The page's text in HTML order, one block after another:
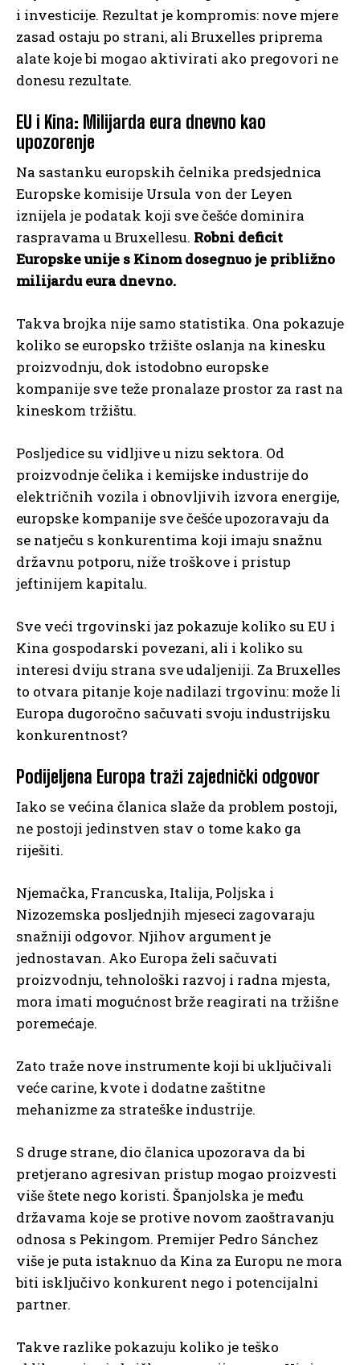
i investicije. Rezultat je kompromis: nove mjere
zasad ostaju po strani, ali Bruxelles priprema
alate koje bi mogao aktivirati ako pregovori ne
donesu rezultate.
EU i Kina: Milijarda eura dnevno kao
upozorenje
Na sastanku europskih čelnika predsjednica
Europske komisije Ursula von der Leyen
iznijela je podatak koji sve češće dominira
raspravama u Bruxellesu. Robni deficit
Europske unije s Kinom dosegnuo je približno
milijardu eura dnevno.
Takva brojka nije samo statistika. Ona pokazuje
koliko se europsko tržište oslanja na kinesku
proizvodnju, dok istodobno europske
kompanije sve teže pronalaze prostor za rast na
kineskom tržištu.
Posljedice su vidljive u nizu sektora. Od
proizvodnje čelika i kemijske industrije do
električnih vozila i obnovljivih izvora energije,
europske kompanije sve češće upozoravaju da
se natječu s konkurentima koji imaju snažnu
državnu potporu, niže troškove i pristup
jeftinijem kapitalu.
Sve veći trgovinski jaz pokazuje koliko su EU i
Kina gospodarski povezani, ali i koliko su
interesi dviju strana sve udaljeniji. Za Bruxelles
to otvara pitanje koje nadilazi trgovinu: može li
Europa dugoročno sačuvati svoju industrijsku
konkurentnost?
Podijeljena Europa traži zajednički odgovor
Iako se većina članica slaže da problem postoji,
ne postoji jedinstven stav o tome kako ga
riješiti.
Njemačka, Francuska, Italija, Poljska i
Nizozemska posljednjih mjeseci zagovaraju
snažniji odgovor. Njihov argument je
jednostavan. Ako Europa želi sačuvati
proizvodnju, tehnološki razvoj i radna mjesta,
mora imati mogućnost brže reagirati na tržišne
poremećaje.
Zato traže nove instrumente koji bi uključivali
veće carine, kvote i dodatne zaštitne
mehanizme za strateške industrije.
S druge strane, dio članica upozorava da bi
pretjerano agresivan pristup mogao proizvesti
više štete nego koristi. Španjolska je među
državama koje se protive novom zaoštravanju
odnosa s Pekingom. Premijer Pedro Sánchez
više je puta istaknuo da Kina za Europu ne mora
biti isključivo konkurent nego i potencijalni
partner.
Takve razlike pokazuju koliko je teško